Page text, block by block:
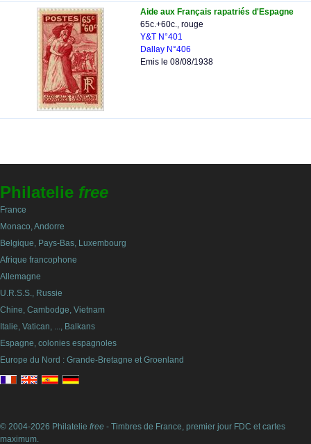
Aide aux Français rapatriés d'Espagne
65c.+60c., rouge
Y&T N°401
Dallay N°406
Emis le 08/08/1938
Philatelie free
France
Monaco, Andorre
Belgique, Pays-Bas, Luxembourg
Afrique francophone
Allemagne
U.R.S.S., Russie
Chine, Cambodge, Vietnam
Italie, Vatican, ..., Balkans
Espagne, colonies espagnoles
Europe du Nord : Grande-Bretagne et Groenland
© 2004-2026 Philatelie free - Timbres de France, premier jour FDC et cartes
maximum.